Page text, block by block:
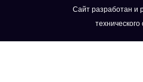
Сайт разработан и